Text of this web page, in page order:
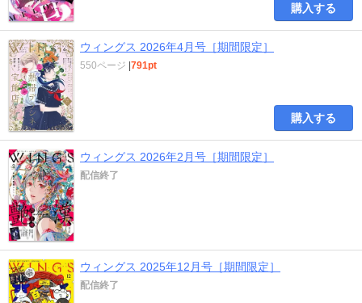
購入する
ウィングス 2026年4月号［期間限定］
550ページ |791pt
購入する
ウィングス 2026年2月号［期間限定］
配信終了
ウィングス 2025年12月号［期間限定］
配信終了